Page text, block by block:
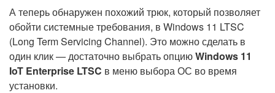
А теперь обнаружен похожий трюк, который позволяет
обойти системные требования, в Windows 11 LTSC
(Long Term Servicing Channel). Это можно сделать в
один клик — достаточно выбрать опциюWindows 11
IoT Enterprise LTSC в меню выбора ОС во время
установки.